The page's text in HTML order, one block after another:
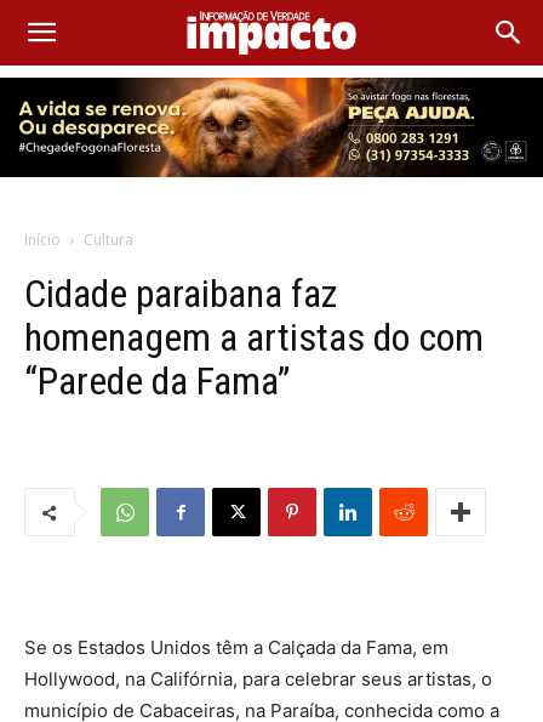
Início Cultura
Cidade paraibana faz
homenagem a artistas do com
“Parede da Fama”
Se os Estados Unidos têm a Calçada da Fama, em
Hollywood, na Califórnia, para celebrar seus artistas, o
município de Cabaceiras, na Paraíba, conhecida como a